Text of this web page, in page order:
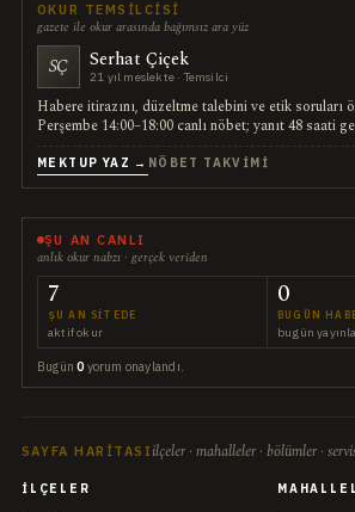
OKUR TEMSILCISI
gazete ile okur arasında bağımsız ara yüz
SÇ Serhat Çiçek
21 yıl meslekte · Temsilci
Habere itirazını, düzeltme talebini ve etik soruları
Perşembe 14:00–18:00 canlı nöbet; yanıt 48 saati
MEKTUP YAZ → NÖBET TAKVIMI
ŞU AN CANLI
anlık okur nabzı · gerçek veriden
7
ŞU AN SITEDE
aktif okur
0
BUGÜN
bugün
Bugün0 yorum onaylandı.
SAYFA HARITASI ilçeler · mahalleler · bölümler ·
İLÇELER